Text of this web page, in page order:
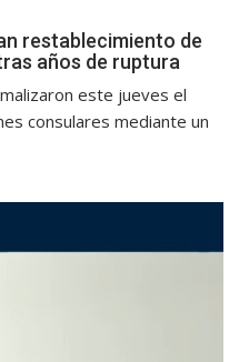
restablecimiento de
años de ruptura
este jueves el
consulares mediante un